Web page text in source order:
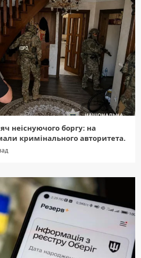
неіснуючого боргу: на
кримінального авторитета.